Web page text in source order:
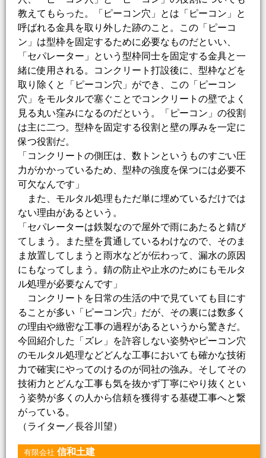
教えてもらった。「ピーコン穴」とは「ピーコン」と
呼ばれる金具を取り外した跡のこと。この「ピーコ
ン」は型枠を固定するために必要なものだといい、
「セパレーター」という型枠同士を固定する金具と一
緒に使用される。コンクリート打設後に、型枠などを
取り除くと「ピーコン穴」ができ、この「ピーコン
穴」をモルタルで塞ぐことでコンクリートの壁でよく
見る丸い窪みになるのだという。「ピーコン」の役割
は主に二つ。型枠を固定する役割と壁の厚みを一定に
保つ役割だ。
「コンクリートの側圧は、数トンというものすごい圧
力がかかっているため、型枠の強度を保つには必要不
可欠なんです」
また、モルタル処理もただ単に埋めているだけでは
ない理由があるという。
「セパレーターは鉄製なので屋外で雨にあたると錆び
てしまう。また壁を貫通しているわけなので、そのま
ま放置してしまうと雨水などが伝わって、漏水の原因
にもなってしまう。錆の防止や止水のためにもモルタ
ル処理が必要なんです」
コンクリートを日常の生活の中で見ていても目にす
ることが多い「ピーコン穴」だが、その裏には数多く
の理由や緻密な工事の過程があるというから驚きだ。
今回紹介した「ズレ」を許容しない姿勢やピーコン穴
のモルタル処理などどんな工事においても確かな技術
力で確実にやってのけるのが同社の強み。そしてその
技術力とどんな工事も気を抜かず丁寧にやり抜くとい
う姿勢が多くの人から信頼を獲得する基礎工事へと繋
がっている。
（ライター／長谷川望）
有限会社 信和土建